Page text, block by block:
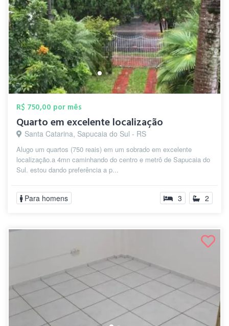
R$ 750,00 por mês
Quarto em excelente localização
Santa Catarina, Sapucaia do Sul - RS
Alugo um quartos (750 reais) em um sobrado em excelente
localização.a 4mn caminhando do centro e metrô de Sapucaia do
Sul. estou dando preferência a p...
Para homens 3 2